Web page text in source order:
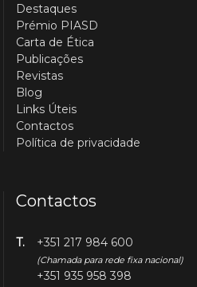
Destaques
Prémio PIASD
Carta de Ética
Publicações
Revistas
Blog
Links Úteis
Contactos
Política de privacidade
Contactos
T. +351 217 984 600
(Chamada para rede fixa nacional)
+351 935 958 398